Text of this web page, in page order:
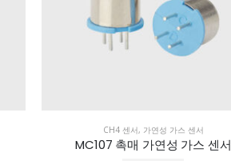
CH4 센서, 가연성 가스 센서
MC107 촉매 가연성 가스 센서